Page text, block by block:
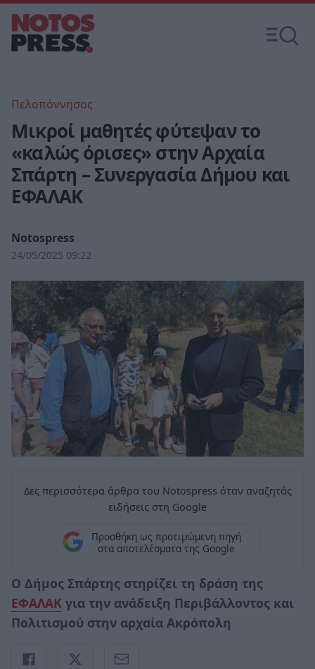
Πελοπόννησος
Μικροί μαθητές φύτεψαν το
«καλώς όρισες» στην Αρχαία
Σπάρτη – Συνεργασία Δήμου και
ΕΦΑΛΑΚ
Notospress
24/05/2025 09:22
Δες περισσότερα άρθρα του Notospress όταν αναζητάς
ειδήσεις στη Google
Προσθήκη ως προτιμώμενη πηγή
στα αποτελέσματα της Google
Ο Δήμος Σπάρτης στηρίζει τη δράση της
ΕΦΑΛΑΚ για την ανάδειξη Περιβάλλοντος και
Πολιτισμού στην αρχαία Ακρόπολη